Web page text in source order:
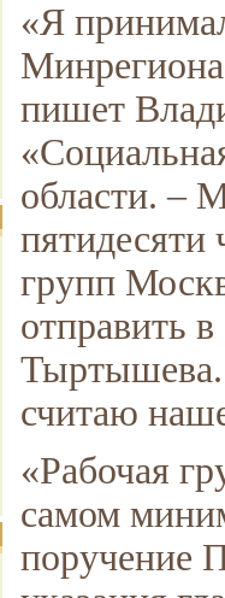
«Я
пишет
области. –
пятидесяти
групп
отправить
Тыртышева.
считаю
«Рабочая
самом
поручение